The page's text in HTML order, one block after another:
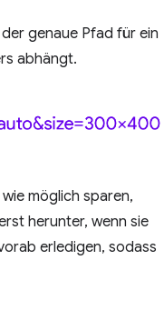
genaue Pfad für ein
abhängt.
möglich sparen,
herunter, wenn sie
erledigen, sodass